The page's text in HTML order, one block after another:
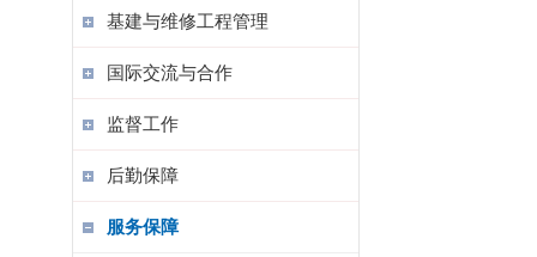
基建与维修工程管理
国际交流与合作
监督工作
后勤保障
服务保障